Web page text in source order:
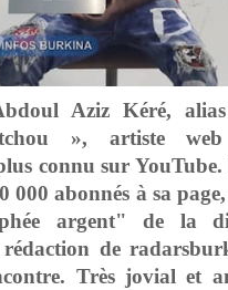
Aziz Kéré, alias
», artiste web
connu sur
000 abonnés à sa
argent" de la
de
Très jovial et